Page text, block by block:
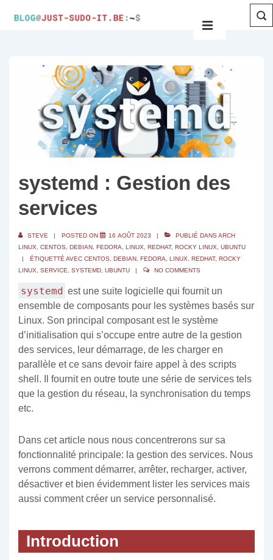
systemd : Gestion des
services
STEVE POSTED ON 16 AOÛT 2023 PUBLIÉ DANS ARCH
LINUX
CENTOS DEBIAN FEDORA LINUX REDHAT, ROCKY LINUX
UBUNTU
ÉTIQUETTÉ AVEC CENTOS DEBIAN FEDORA LINUX REDHAT, ROCKY
LINUX
SERVICE SYSTEMD UBUNTU NO COMMENTS
systemd est une suite logicielle qui fournit un
ensemble de composants pour les systèmes basés sur
Linux. Son principal composant est le système
d’initialisation qui s’occupe entre autre de la gestion
des services, leur démarrage, de les charger en
parallèle et ce sans devoir faire appel à des scripts
shell. Il fournit en outre toute une série de services tels
que la gestion du réseau, la synchronisation du temps
etc.
Dans cet article nous nous concentrerons sur sa
fonctionnalité principale: la gestion des services. Nous
verrons comment démarrer, arrêter, recharger, activer,
désactiver et bien évidemment lister les services mais
aussi comment créer un service personnalisé.
Introduction